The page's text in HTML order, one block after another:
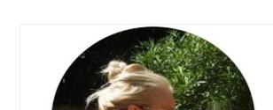
navigation